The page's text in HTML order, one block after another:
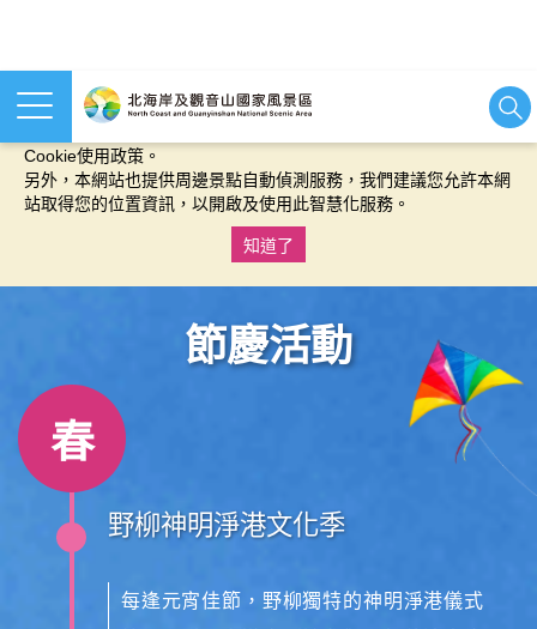
本網站使用cookies等相關技術以持續優化網站服務，並有助於為
Cookie使用政策。
另外，本網站也提供周邊景點自動偵測服務，我們建議您允許本網
站取得您的位置資訊，以開啟及使用此智慧化服務。
知道了
節慶活動
春
野柳神明淨港文化季
每逢元宵佳節，野柳獨特的神明淨港儀式